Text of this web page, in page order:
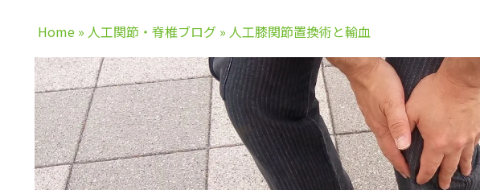
Home » 人工関節・脊椎ブログ » 人工膝関節置換術と輸血